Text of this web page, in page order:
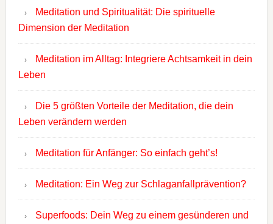
Meditation und Spiritualität: Die spirituelle
Dimension der Meditation
Meditation im Alltag: Integriere Achtsamkeit in dein
Leben
Die 5 größten Vorteile der Meditation, die dein
Leben verändern werden
Meditation für Anfänger: So einfach geht’s!
Meditation: Ein Weg zur Schlaganfallprävention?
Superfoods: Dein Weg zu einem gesünderen und